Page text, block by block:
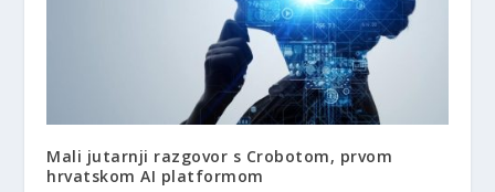
Mali jutarnji razgovor s Crobotom, prvom
hrvatskom AI platformom